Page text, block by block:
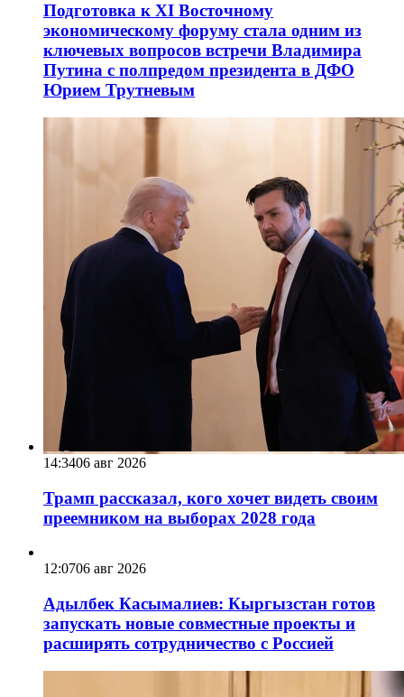
Подготовка к XI Восточному
экономическому форуму стала одним из
ключевых вопросов встречи Владимира
Путина с полпредом президента в ДФО
Юрием Трутневым
14:3406 авг 2026
Трамп рассказал, кого хочет видеть своим
преемником на выборах 2028 года
12:0706 авг 2026
Адылбек Касымалиев: Кыргызстан готов
запускать новые совместные проекты и
расширять сотрудничество с Россией